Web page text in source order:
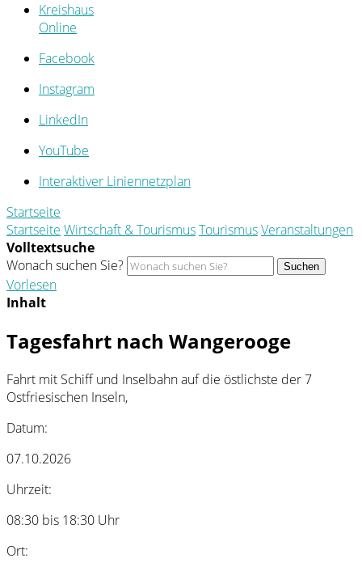
Kreishaus
Online
Facebook
Instagram
LinkedIn
YouTube
Interaktiver Liniennetzplan
Startseite
Startseite Wirtschaft & TourismusTourismusVeranstaltungen
Volltextsuche
Wonach suchen Sie?
Suchen
Vorlesen
Inhalt
Tagesfahrt nach Wangerooge
Fahrt mit Schiff und Inselbahn auf die östlichste der 7
Ostfriesischen Inseln,
Datum:
07.10.2026
Uhrzeit:
08:30 bis 18:30 Uhr
Ort: